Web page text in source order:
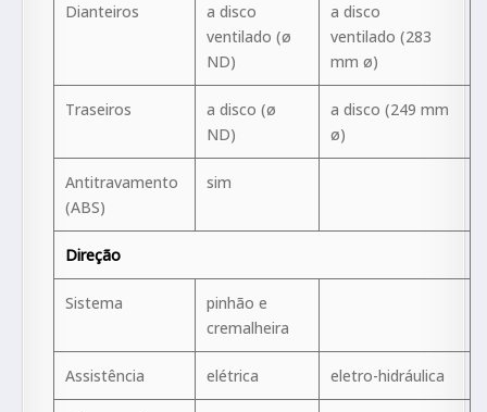
Dianteiros
a disco
ventilado (ø
ND)
a disco
ventilado (283
mm ø)
Traseiros
a disco (ø
ND)
a disco (249 mm
ø)
Antitravamento
(ABS)
sim
Direção
Sistema
pinhão e
cremalheira
Assistência elétrica eletro-hidráulica